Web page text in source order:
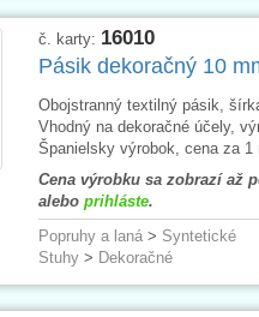
č. karty: 16010
Pásik dekoračný 10
Obojstranný textilný pásik,
Vhodný na dekoračné účely,
Španielsky výrobok, cena za 1
Cena výrobku sa zobrazí až
alebo prihláste.
Popruhy a laná> Syntetické
Stuhy> Dekoračné